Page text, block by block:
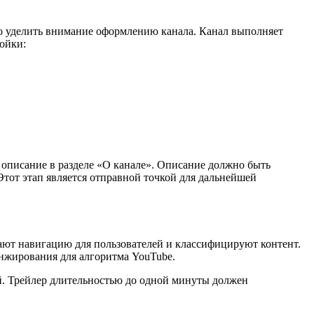
уделить внимание оформлению канала. Канал выполняет
в разделе «О канале». Описание должно быть
этап является отправной точкой для дальнейшей
навигацию для пользователей и классифицируют контент.
для алгоритма YouTube.
Трейлер длительностью до одной минуты должен